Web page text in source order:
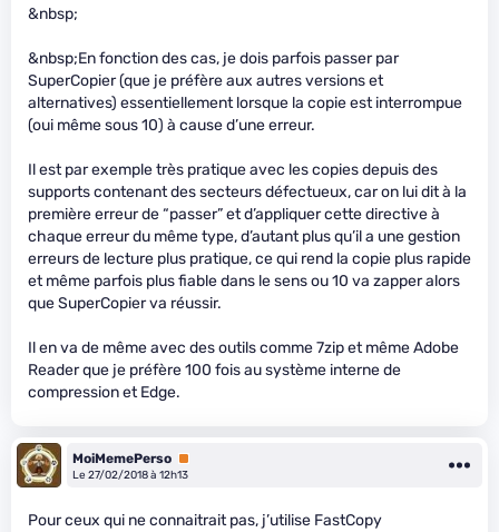
&nbsp;
&nbsp;En fonction des cas, je dois parfois passer par
SuperCopier (que je préfère aux autres versions et
alternatives) essentiellement lorsque la copie est interrompue
(oui même sous 10) à cause d’une erreur.
Il est par exemple très pratique avec les copies depuis des
supports contenant des secteurs défectueux, car on lui dit à la
première erreur de “passer” et d’appliquer cette directive à
chaque erreur du même type, d’autant plus qu’il a une gestion
erreurs de lecture plus pratique, ce qui rend la copie plus rapide
et même parfois plus fiable dans le sens ou 10 va zapper alors
que SuperCopier va réussir.
Il en va de même avec des outils comme 7zip et même Adobe
Reader que je préfère 100 fois au système interne de
compression et Edge.
MoiMemePerso Premium
Le 27/02/2018 à 12h13
Pour ceux qui ne connaitrait pas, j’utilise FastCopy